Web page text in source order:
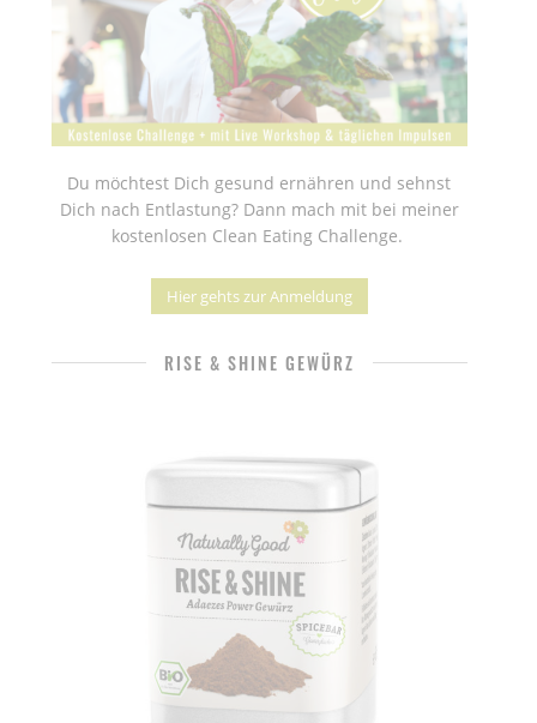
Du möchtest Dich gesund ernähren und sehnst
Dich nach Entlastung? Dann mach mit bei meiner
kostenlosen Clean Eating Challenge.
Hier gehts zur Anmeldung
RISE & SHINE GEWÜRZ